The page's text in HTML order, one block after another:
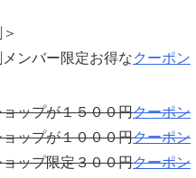
メンバー限定お得なクーポン
ップが１５００円クーポン
ップが１０００円クーポン
ップ限定３００円クーポン